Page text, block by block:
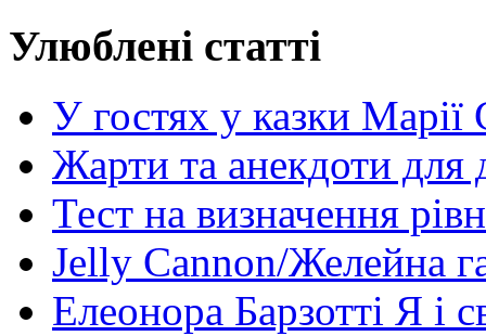
Улюблені статті
У гостях у казки
Жарти та анекдоти для
Тест на визначення
Jelly Cannon/Желейна
Елеонора Барзотті Я і